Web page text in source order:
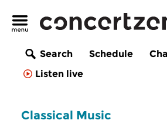
Search Schedule
Listen live
Classical Music